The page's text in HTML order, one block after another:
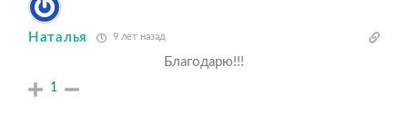
Наталья 9 лет назад
Благодарю!!!
1